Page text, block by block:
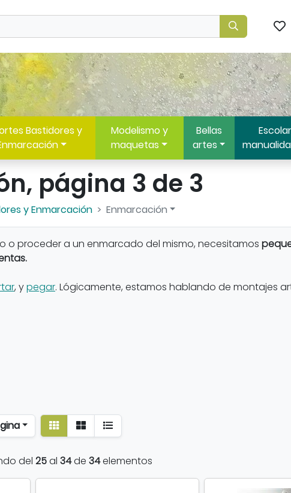
Bastidores y
Modelismo y
maquetas
Bellas
artes
y Enmarcación Enmarcación
página 3 de 3
o proceder a un enmarcado del mismo, necesitamos
, ypegar. Lógicamente, estamos hablando de montajes
detallelistado
del 25al 34de 34elementos